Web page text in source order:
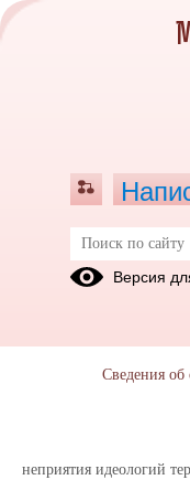
Памятки по
Департамент
во исполнение письма
методических
совершенствования
неприятия идеологий
Версия
Сведения об